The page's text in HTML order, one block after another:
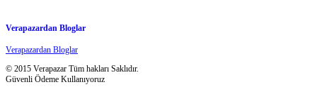
Verapazardan Bloglar
Verapazardan Bloglar
© 2015 Verapazar Tüm hakları Saklıdır.
Güvenli Ödeme Kullanıyoruz